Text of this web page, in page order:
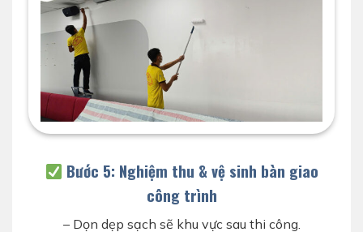
lăn sơn màu hoàn thiện
Bước 5: Nghiệm thu & vệ sinh bàn giao
công trình
– Dọn dẹp sạch sẽ khu vực sau thi công.